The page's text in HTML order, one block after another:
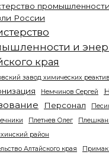
России
и
края
завод химических
Немчинов Сергей
Персонал
Плетнев Олег
район
Алтайского края
Примак